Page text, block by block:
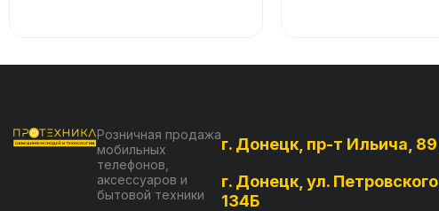
Розничная продажа
мобильных
телефонов,
аксессуаров и
бытовой техники
г. Донецк, пр-т Ильича, 89
г. Донецк, ул. Петровского,
134Б